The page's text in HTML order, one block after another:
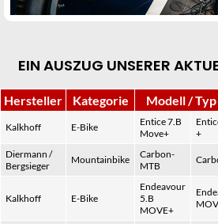
EIN AUSZUG UNSERER
Hersteller Kategorie Modell /
Kalkhoff E-Bike
Entice 7.B
Move+
+
Diermann /
Bergsieger
Mountainbike
Carbon-
MTB
Kalkhoff E-Bike
Endeavour
5.B
MOVE+